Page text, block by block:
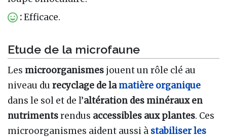
:Efficace.
Etude de la microfaune
Les microorganismes jouent un rôle clé au
niveau du recyclage de lamatière organique
dans le sol et de l’altération des minéraux en
nutrimentsrendus accessibles aux plantes. Ces
microorganismes aident aussi à stabiliser les